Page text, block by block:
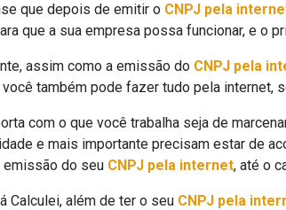
que depois de emitir o CNPJ pela
que a sua empresa possa funcionar, e o
assim como a emissão do CNPJ pela
também pode fazer tudo pela internet,
com o que você trabalha seja de
e mais importante precisam estar de
emissão do seu CNPJ pela internet, até o
Calculei, além de ter o seu CNPJ pela